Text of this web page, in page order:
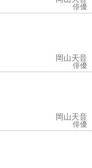
俳優
岡山天音
俳優
岡山天音
俳優